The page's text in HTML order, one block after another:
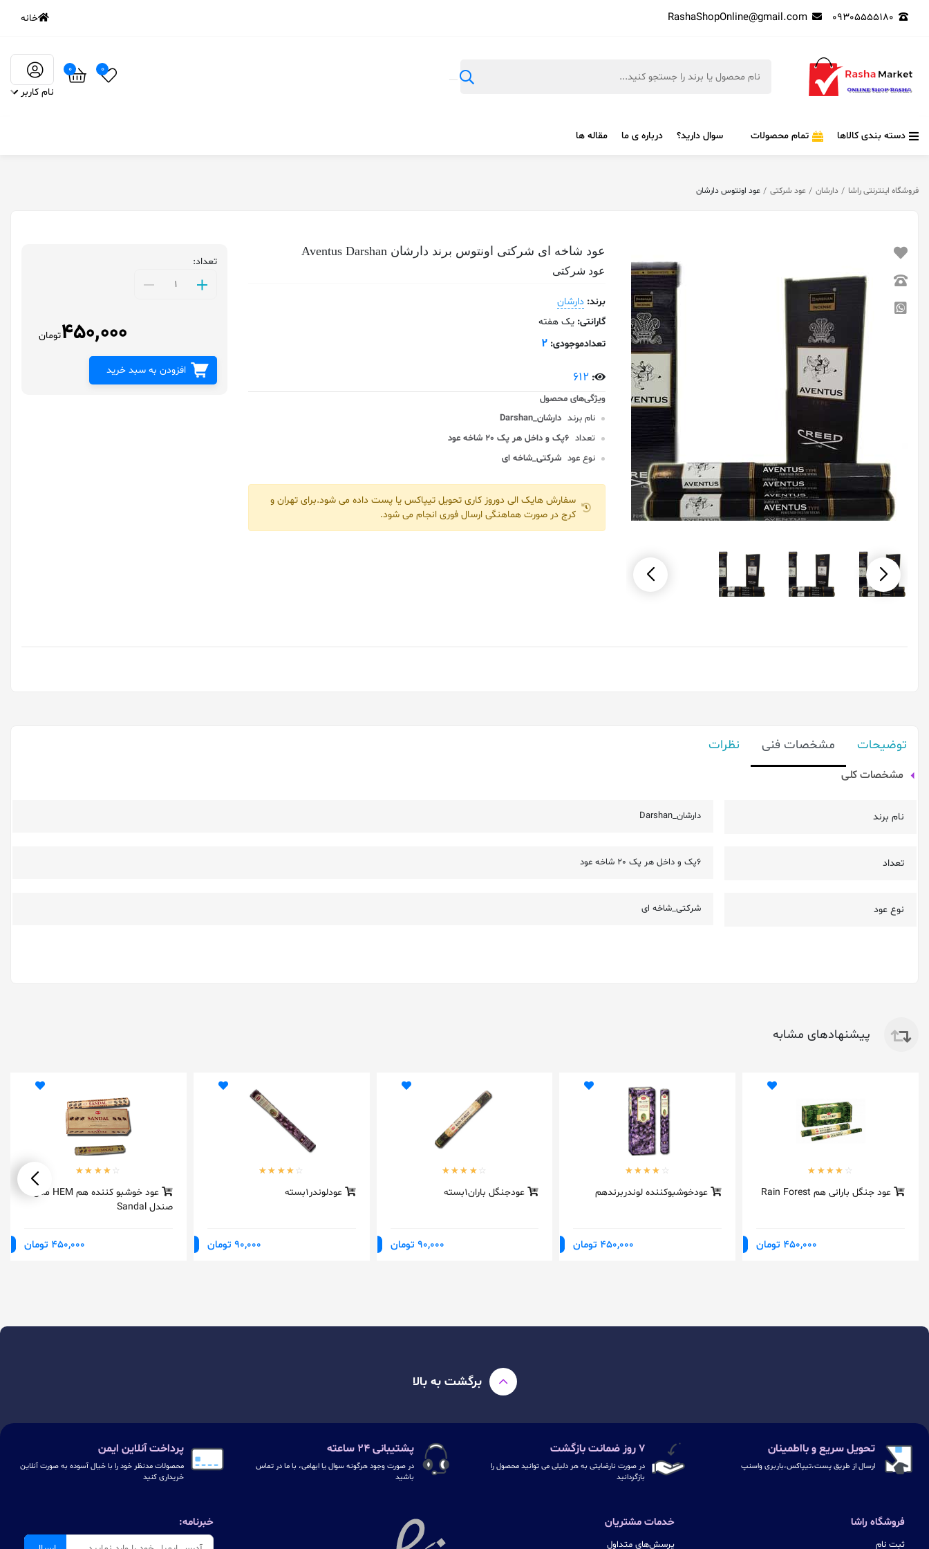
09305555180
RashaShopOnline@gmail.com خانه
0
0
نام کاربر
دسته بندی کالاها تمام محصولات سوال دارید؟ درباره ی ما مقاله ها
فروشگاه اینترنتی راشا دارشان عود شرکتی عود اونتوس دارشان
عود شاخه ای شرکتی اونتوس برند دارشان Aventus Darshan
عود شرکتی
برند: دارشان
گارانتی: یک هفته
تعدادموجودی:2
:
612
نام برند دارشان_Darshan
تعداد 6پک و داخل هر پک 20 شاخه عود
نوع عود شرکتی_شاخه ای
سفارش هایک الی دوروز کاری تحویل تیپاکس یا پست داده می شود.برای تهران و
کرج در صورت هماهنگی ارسال فوری انجام می شود.
تعداد:
450,000تومان
افزودن به سبد خرید
توضیحات مشخصات فنی نظرات
مشخصات کلی
نام برند دارشان_Darshan
تعداد 6پک و داخل هر پک 20 شاخه عود
نوع عود شرکتی_شاخه ای
پیشنهادهای مشابه
عود جنگل بارانی هم Rain Forest
450,000 تومان
عودخوشبوکننده لوندربرندهم
450,000 تومان
عودجنگل باران1بسته
90,000 تومان
عودلوندر1بسته
90,000 تومان
عود خوشبو کننده هم HEM مدل
صندل Sandal
450,000 تومان
برگشت به بالا
تحویل سریع و بااطمینان
ارسال از طریق پست،تیپاکس،باربری واسنپ
۷ روز ضمانت بازگشت
در صورت نارضایتی به هر دلیلی می توانید محصول را
بازگردانید
پشتیبانی ۲۴ ساعته
در صورت وجود هرگونه سوال یا ابهامی، با ما در تماس
باشید
پرداخت آنلاین ایمن
محصولات مدنظر خود را با خیال آسوده به صورت آنلاین
خریداری کنید
فروشگاه راشا
ثبت نام
خدمات مشتریان
پرسش‌های متداول
خبرنامه: